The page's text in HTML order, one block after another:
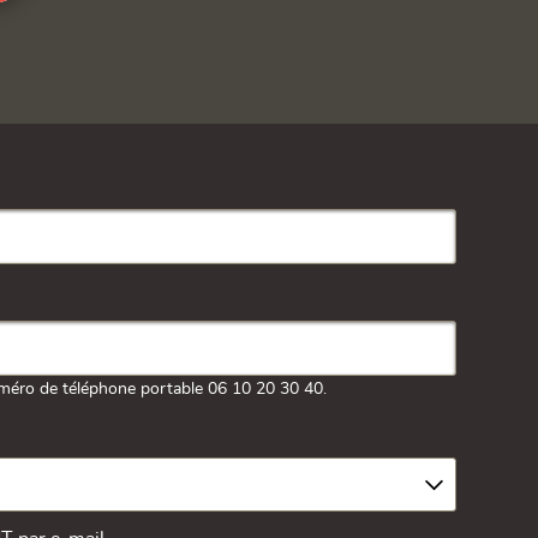
de téléphone portable 06 10 20 30 40.